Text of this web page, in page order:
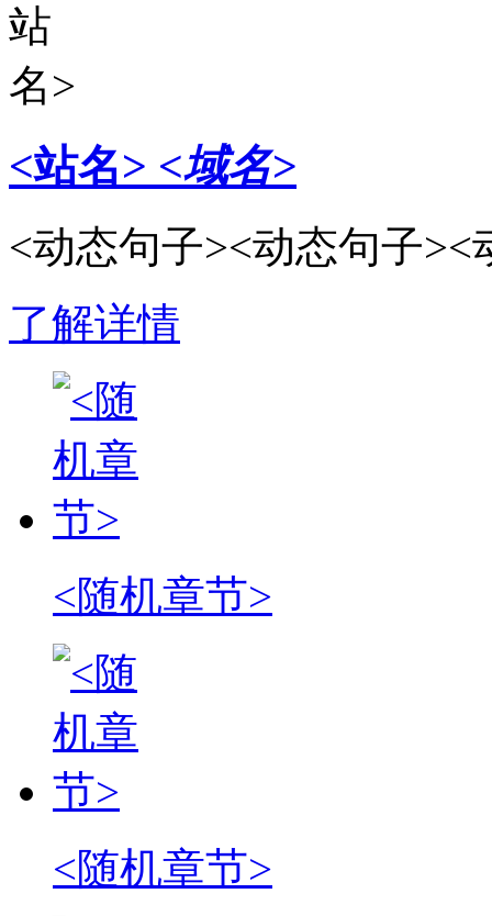
<站名> <域名>
<动态句子><动态句子><
了解详情
<随机章节>
<随机章节>